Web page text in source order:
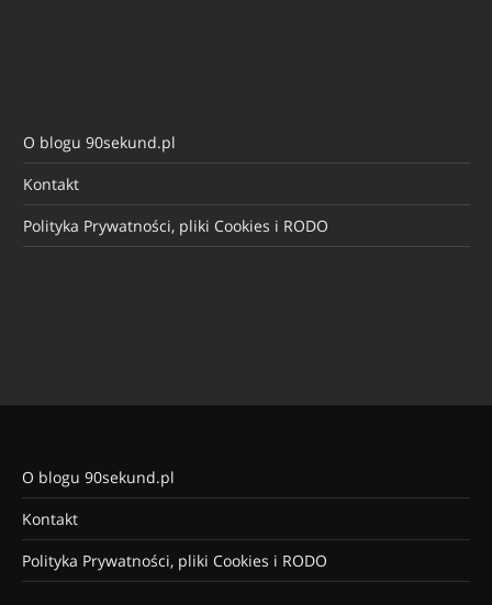
O blogu 90sekund.pl
Kontakt
Polityka Prywatności, pliki Cookies i RODO
O blogu 90sekund.pl
Kontakt
Polityka Prywatności, pliki Cookies i RODO